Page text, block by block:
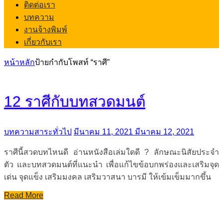
ติดต่อเรา
บทความ
งานจ้างพิมพ์
เกี่ยวกับเรา
หน้าหลักป้ายกำกับโพสท์ “ราศี”
12 ราศีกับบทสวดมนต์
บทความสาระทั่วไป มีนาคม 11, 2021 มีนาคม 12, 2021
ราศีนี้สวดบทไหนดี อ่านหนังสือเล่มใดดี ? ลักษณะนิสัยประจำ
ตัว และบทสวดมนต์ที่แนะนำ เพื่อแก้ไขข้อบกพร่องและเสริมจุด
เด่น จุดแข็ง เสริมมงคล เสริมวาสนา บารมี ให้เข้มเข็มมากขึ้น
Read More